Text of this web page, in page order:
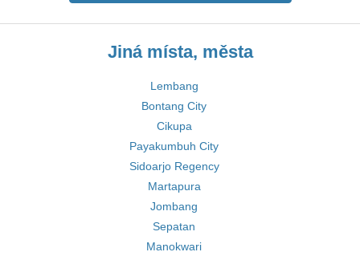
Jiná místa, města
Lembang
Bontang City
Cikupa
Payakumbuh City
Sidoarjo Regency
Martapura
Jombang
Sepatan
Manokwari